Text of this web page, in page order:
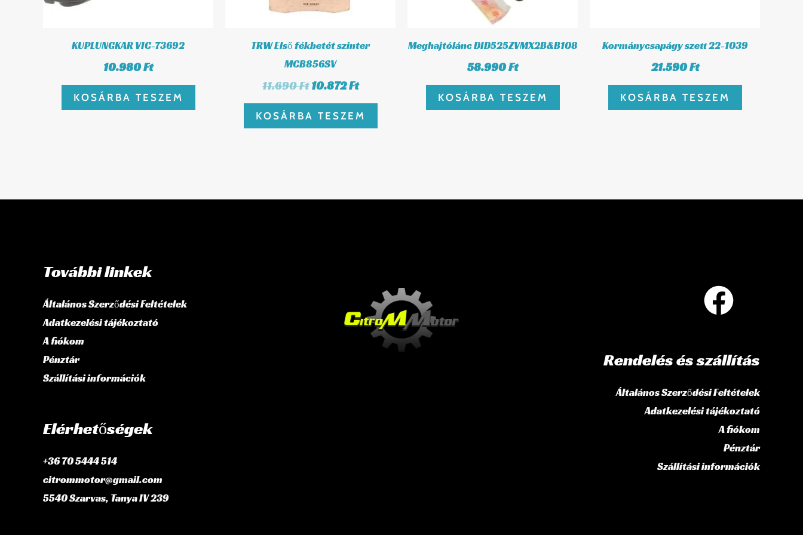
KUPLUNGKAR VIC-73692
10.980Ft
KOSÁRBA TESZEM
TRW Első fékbetét szinter
MCB856SV
11.690Ft 10.872Ft
KOSÁRBA TESZEM
Meghajtólánc DID525ZVMX2B&B108
58.990Ft
KOSÁRBA TESZEM
Kormánycsapágy szett 22-1039
21.590Ft
KOSÁRBA TESZEM
További linkek
Általános Szerződési Feltételek
Adatkezelési tájékoztató
A fiókom
Pénztár
Szállítási információk
Elérhetőségek
+36 70 5444 514
citrommotor@gmail.com
5540 Szarvas, Tanya IV 239
Rendelés és szállítás
Általános Szerződési Feltételek
Adatkezelési tájékoztató
A fiókom
Pénztár
Szállítási információk